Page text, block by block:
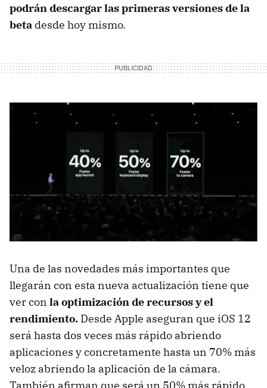
podrán descargar las primeras versiones de la
beta desde hoy mismo.
Una de las novedades más importantes que
llegarán con esta nueva actualización tiene que
ver con la optimización de recursos y el
rendimiento. Desde Apple aseguran que iOS 12
será hasta dos veces más rápido abriendo
aplicaciones y concretamente hasta un 70% más
veloz abriendo la aplicación de la cámara.
También afirman que será un 50% más rápido